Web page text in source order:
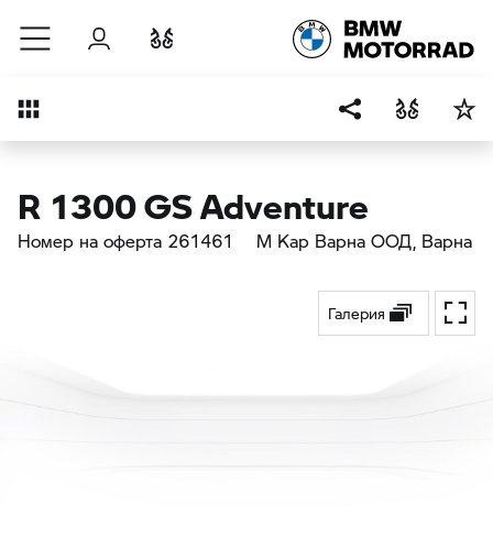
Към основното съдържание
Вход
Преглед
R 1300 GS Adventure
Номер на оферта 261461 М Кар Варна ООД, Варна
Галерия